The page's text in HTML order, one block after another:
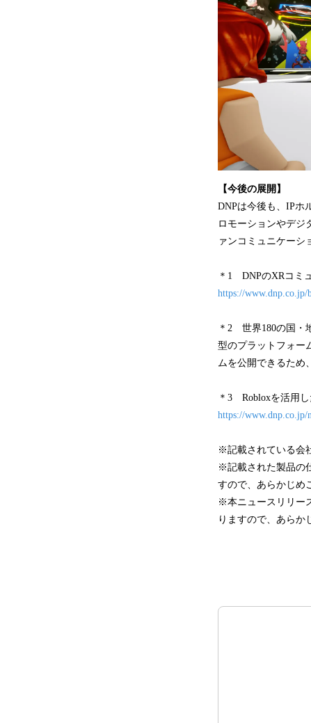
【今後の展開】
DNPは今後も、IPホ
ロモーションやデジ
ァンコミュニケーシ
＊1 DNPのXRコミ
https://www.dnp.co.jp/
＊2 世界180の国・
型のプラットフォー
ムを公開できるため
＊3 Robloxを活用し
https://www.dnp.co.jp/
※記載されている会
※記載された製品の
すので、あらかじめ
※本ニュースリリー
りますので、あらか